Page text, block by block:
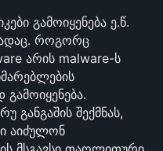
გამოიყენება ე.წ.
როგორც
არის malware-ს
განგაშის შექმნას,
აიძულონ